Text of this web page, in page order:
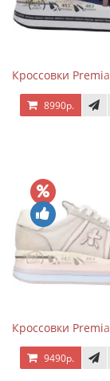
Кроссовки
8990р.
Кроссовки
9490р.